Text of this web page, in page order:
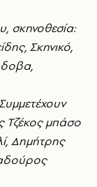
σκηνοθεσία:
Σκηνικό,
Τζέκος μπάσο
Δημήτρης